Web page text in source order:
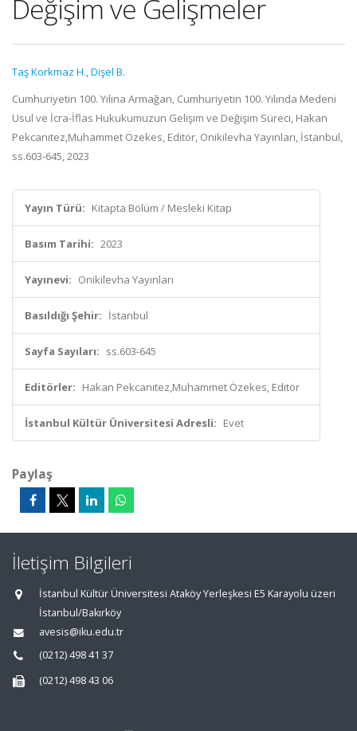
Değişim ve Gelişmeler
Taş Korkmaz H.,Dişel B.
Cumhuriyetin 100. Yılına Armağan, Cumhuriyetin 100. Yılında Medeni
Usul ve İcra-İflas Hukukumuzun Gelişim ve Değişim Süreci, Hakan
Pekcanıtez,Muhammet Özekes, Editör, Onikilevha Yayınları, İstanbul,
ss.603-645, 2023
Yayın Türü: Kitapta Bölüm / Mesleki Kitap
Basım Tarihi: 2023
Yayınevi: Onikilevha Yayınları
Basıldığı Şehir: İstanbul
Sayfa Sayıları: ss.603-645
Editörler: Hakan Pekcanıtez,Muhammet Özekes, Editör
İstanbul Kültür Üniversitesi Adresli: Evet
Paylaş
İletişim Bilgileri
İstanbul Kültür Üniversitesi Ataköy Yerleşkesi E5 Karayolu üzeri
İstanbul/Bakırköy
avesis@iku.edu.tr
(0212) 498 41 37
(0212) 498 43 06